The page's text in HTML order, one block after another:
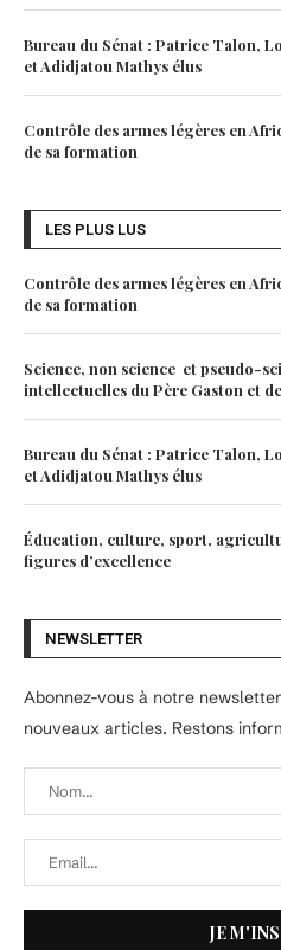
Bureau du Sénat : Patrice Talon,
et Adidjatou Mathys élus
Contrôle des armes légères en
de sa formation
LES PLUS LUS
Contrôle des armes légères en
de sa formation
Science, non science et pseudo-
intellectuelles du Père Gaston et
Bureau du Sénat : Patrice Talon,
et Adidjatou Mathys élus
Éducation, culture, sport,
figures d’excellence
NEWSLETTER
Abonnez-vous à notre
nouveaux articles. Restons